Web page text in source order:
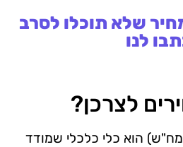
שלא תוכלו לסרב
לנו
לצרכן?
הוא כלי כלכלי שמודד